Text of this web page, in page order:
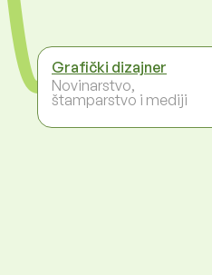
Grafički dizajner
Novinarstvo,
štamparstvo i mediji